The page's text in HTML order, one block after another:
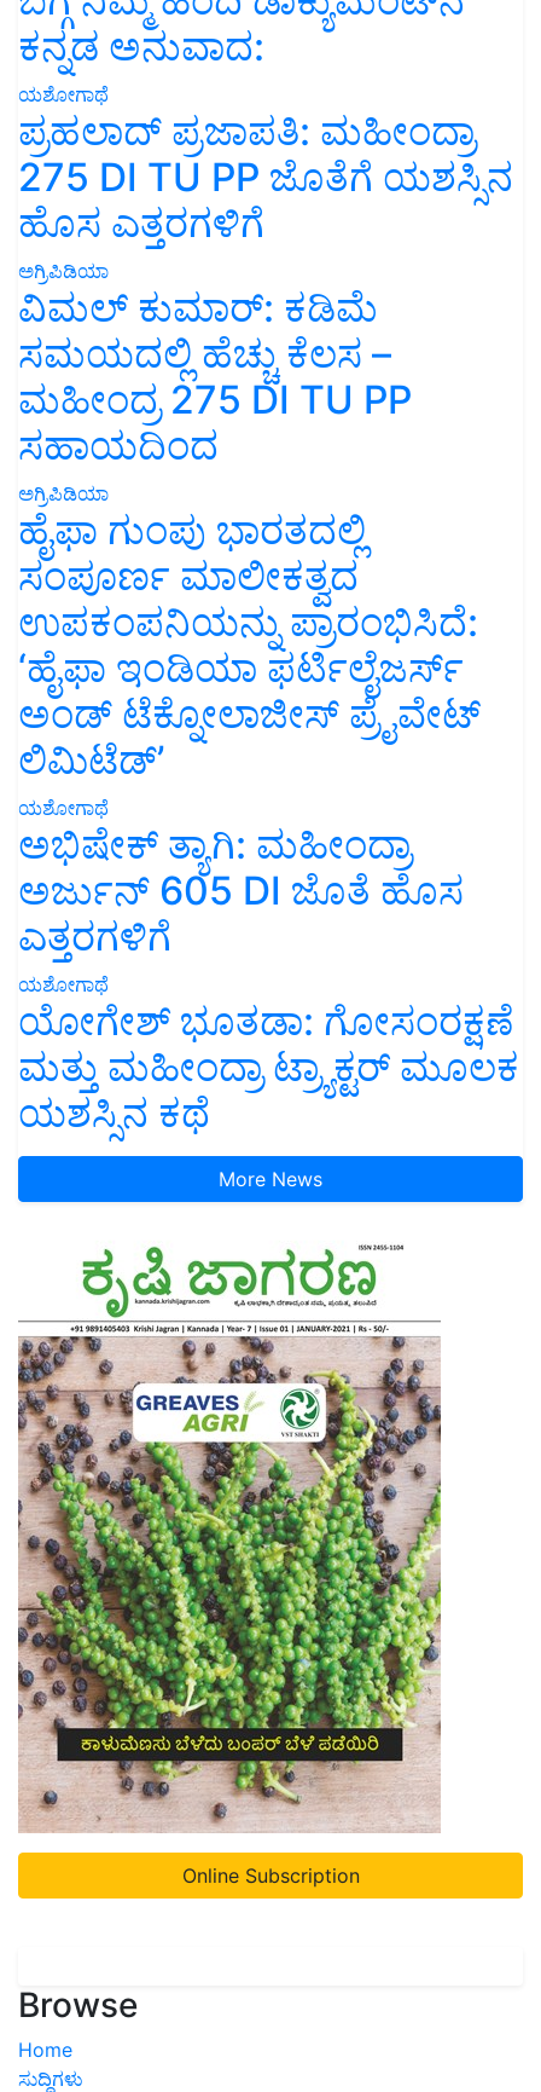
ಕನ್ನಡ ಅನುವಾದ:
ಯಶೋಗಾಥೆ
ಪ್ರಹಲಾದ್ ಪ್ರಜಾಪತಿ: ಮಹೀಂದ್ರಾ
275 DI TU PP ಜೊತೆಗೆ ಯಶಸ್ಸಿನ
ಹೊಸ ಎತ್ತರಗಳಿಗೆ
ಅಗ್ರಿಪಿಡಿಯಾ
ವಿಮಲ್ ಕುಮಾರ್: ಕಡಿಮೆ
ಸಮಯದಲ್ಲಿ ಹೆಚ್ಚು ಕೆಲಸ –
ಮಹೀಂದ್ರ 275 DI TU PP
ಸಹಾಯದಿಂದ
ಅಗ್ರಿಪಿಡಿಯಾ
ಹೈಫಾ ಗುಂಪು ಭಾರತದಲ್ಲಿ
ಸಂಪೂರ್ಣ ಮಾಲೀಕತ್ವದ
ಉಪಕಂಪನಿಯನ್ನು ಪ್ರಾರಂಭಿಸಿದೆ:
‘ಹೈಫಾ ಇಂಡಿಯಾ ಫರ್ಟಿಲೈಜರ್ಸ್
ಅಂಡ್ ಟೆಕ್ನೋಲಾಜೀಸ್ ಪ್ರೈವೇಟ್
ಲಿಮಿಟೆಡ್’
ಯಶೋಗಾಥೆ
ಅಭಿಷೇಕ್ ತ್ಯಾಗಿ: ಮಹೀಂದ್ರಾ
ಅರ್ಜುನ್ 605 DI ಜೊತೆ ಹೊಸ
ಎತ್ತರಗಳಿಗೆ
ಯಶೋಗಾಥೆ
ಯೋಗೇಶ್ ಭೂತಡಾ: ಗೋಸಂರಕ್ಷಣೆ
ಮತ್ತು ಮಹೀಂದ್ರಾ ಟ್ರ್ಯಾಕ್ಟರ್ ಮೂಲಕ
ಯಶಸ್ಸಿನ ಕಥೆ
More News
Online Subscription
Browse
Home
ಸುದ್ದಿಗಳು